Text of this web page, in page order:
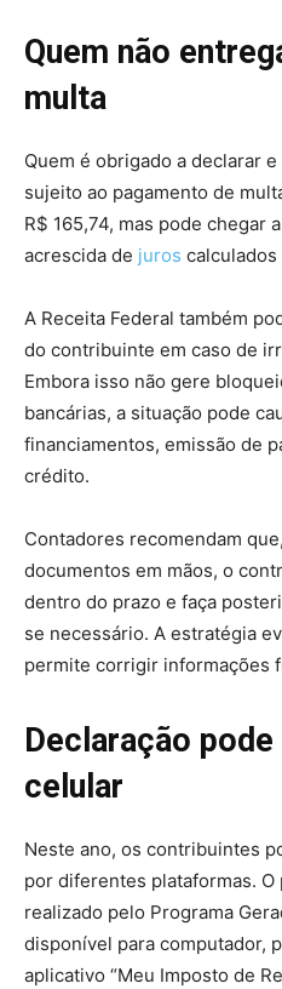
Quem não
multa
Quem é obrigado a declarar
sujeito ao pagamento de
R$ 165,74, mas pode chegar
acrescida de juros calculados
A Receita Federal também
do contribuinte em caso de
Embora isso não gere
bancárias, a situação pode
financiamentos, emissão de
crédito.
Contadores recomendam
documentos em mãos, o
dentro do prazo e faça
se necessário. A estratégia
permite corrigir informações
Declaração
celular
Neste ano, os contribuintes
por diferentes plataformas.
realizado pelo Programa
disponível para computador,
aplicativo “Meu Imposto de